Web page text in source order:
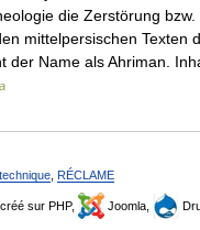
die Zerstörung
mittelpersischen Texten
der Name als Ahriman.
RÉCLAME
, créé sur PHP, Joomla,